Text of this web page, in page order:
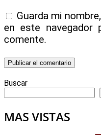
Guarda mi
en este navegador
comente.
Buscar
MAS VISTAS